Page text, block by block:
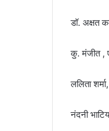
डॉ. अक्षत
कु. मंजीत ,
ललिता
नंदनी